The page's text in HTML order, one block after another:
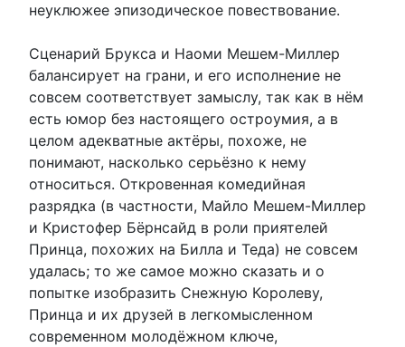
неуклюжее эпизодическое повествование.
Сценарий Брукса и Наоми Мешем-Миллер
балансирует на грани, и его исполнение не
совсем соответствует замыслу, так как в нём
есть юмор без настоящего остроумия, а в
целом адекватные актёры, похоже, не
понимают, насколько серьёзно к нему
относиться. Откровенная комедийная
разрядка (в частности, Майло Мешем-Миллер
и Кристофер Бёрнсайд в роли приятелей
Принца, похожих на Билла и Теда) не совсем
удалась; то же самое можно сказать и о
попытке изобразить Снежную Королеву,
Принца и их друзей в легкомысленном
современном молодёжном ключе,